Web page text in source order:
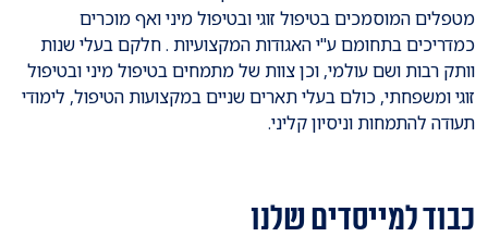
מטפלים המוסמכים בטיפול זוגי ובטיפול מיני ואף מוכרים
כמדריכים בתחומם ע"י האגודות המקצועיות . חלקם בעלי שנות
וותק רבות ושם עולמי, וכן צוות של מתמחים בטיפול מיני ובטיפול
זוגי ומשפחתי, כולם בעלי תארים שניים במקצועות הטיפול, לימודי
תעודה להתמחות וניסיון קליני.
כבוד למייסדים שלנו